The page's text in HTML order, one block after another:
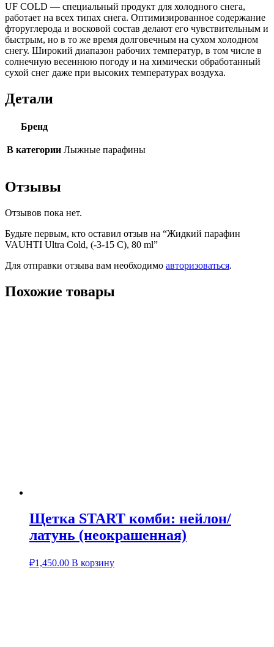
UF COLD — специальный продукт для холодного снега,
работает на всех типах снега. Оптимизированное содержание
фторуглерода и восковой состав делают его чувствительным и
быстрым, но в то же время долговечным на сухом холодном
снегу. Широкий диапазон рабочих температур, в том числе в
солнечную весеннюю погоду и на химически обработанный
сухой снег даже при высоких температурах воздуха.
Детали
Бренд
В категории Лыжные парафины
Отзывы
Отзывов пока нет.
Будьте первым, кто оставил отзыв на “Жидкий парафин
VAUHTI Ultra Cold, (-3-15 C), 80 ml”
Для отправки отзыва вам необходимо авторизоваться.
Похожие товары
Щетка START комби: нейлон/
латунь (неокрашенная)
₽1,450.00 В корзину